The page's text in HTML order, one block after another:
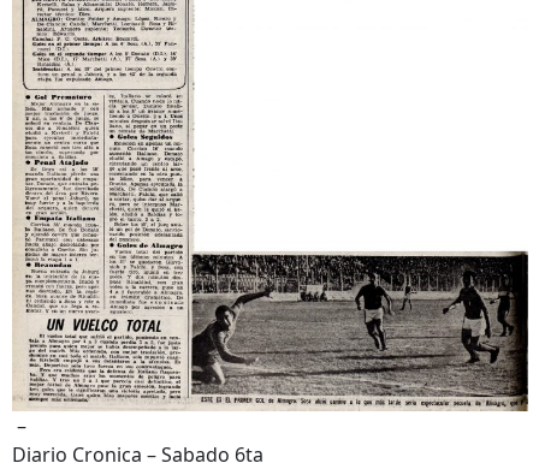
–
Diario Cronica – Sabado 6ta